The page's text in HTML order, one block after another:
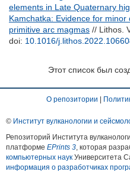
elements in Late Quaternary
Kamchatka: Evidence for
primitive arc magmas // Lithos.
doi: 10.1016/
Этот список был
О репозитории
© Институт вулканологии и
Репозиторий Института
платформе EPrints 3, которая
компьютерных наук Университета
информация о разработчиках